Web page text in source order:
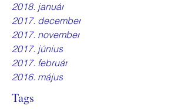
2018. január
2017. december
2017. november
2017. június
2017. február
2016. május
Tags